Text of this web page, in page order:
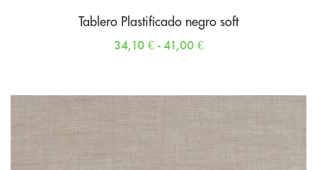
Tablero Plastificado negro soft
34,10 € - 41,00 €